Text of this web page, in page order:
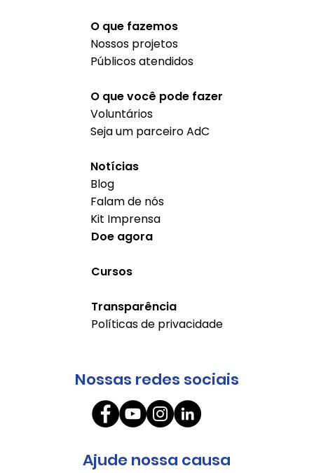
Nossas redes sociais
Ajude nossa causa
O que fazemos
Nossos projetos
Públicos atendidos
O que você pode fazer
Voluntários
Seja um parceiro AdC
Notícias
Blog
Falam de nós
Kit Imprensa
Doe agora
Cursos
Transparência
Políticas de privacidade